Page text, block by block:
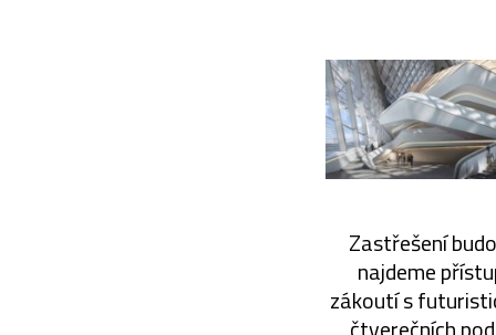
Zastřešení
najdeme
zákoutí s